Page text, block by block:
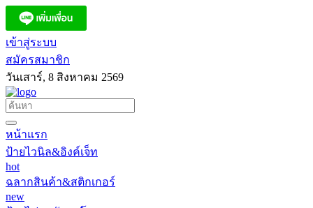
เข้าสู่ระบบ
สมัครสมาชิก
วันเสาร์, 8 สิงหาคม 2569
หน้าแรก
ป้ายไวนิล&อิงค์เจ็ท
hot
ฉลากสินค้า&สติกเกอร์
new